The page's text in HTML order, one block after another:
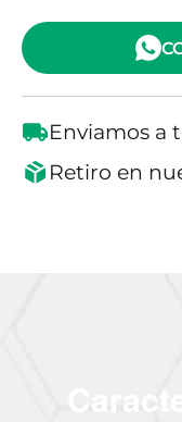
Enviamos a
Retiro en